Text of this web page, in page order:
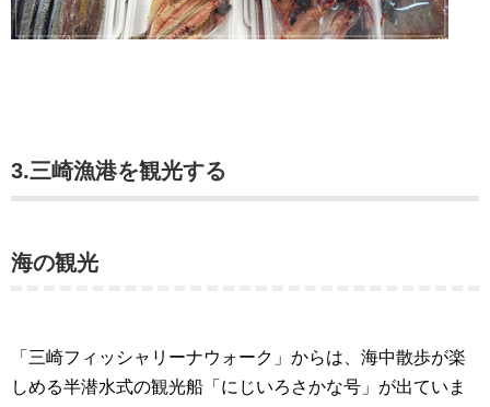
3.三崎漁港を観光する
海の観光
「三崎フィッシャリーナウォーク」からは、海中散歩が楽
しめる半潜水式の観光船「にじいろさかな号」が出ていま